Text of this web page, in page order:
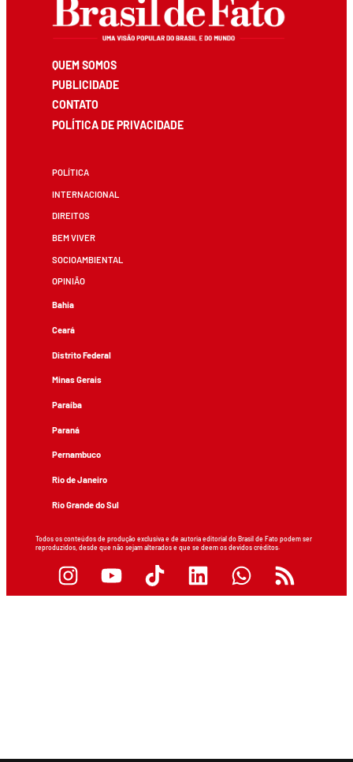
QUEM SOMOS
PUBLICIDADE
CONTATO
POLÍTICA DE PRIVACIDADE
POLÍTICA
INTERNACIONAL
DIREITOS
BEM VIVER
SOCIOAMBIENTAL
OPINIÃO
Bahia
Ceará
Distrito Federal
Minas Gerais
Paraíba
Paraná
Pernambuco
Rio de Janeiro
Rio Grande do Sul
Todos os conteúdos de produção exclusiva e de autoria editorial do Brasil de Fato podem ser
reproduzidos, desde que não sejam alterados e que se deem os devidos créditos.